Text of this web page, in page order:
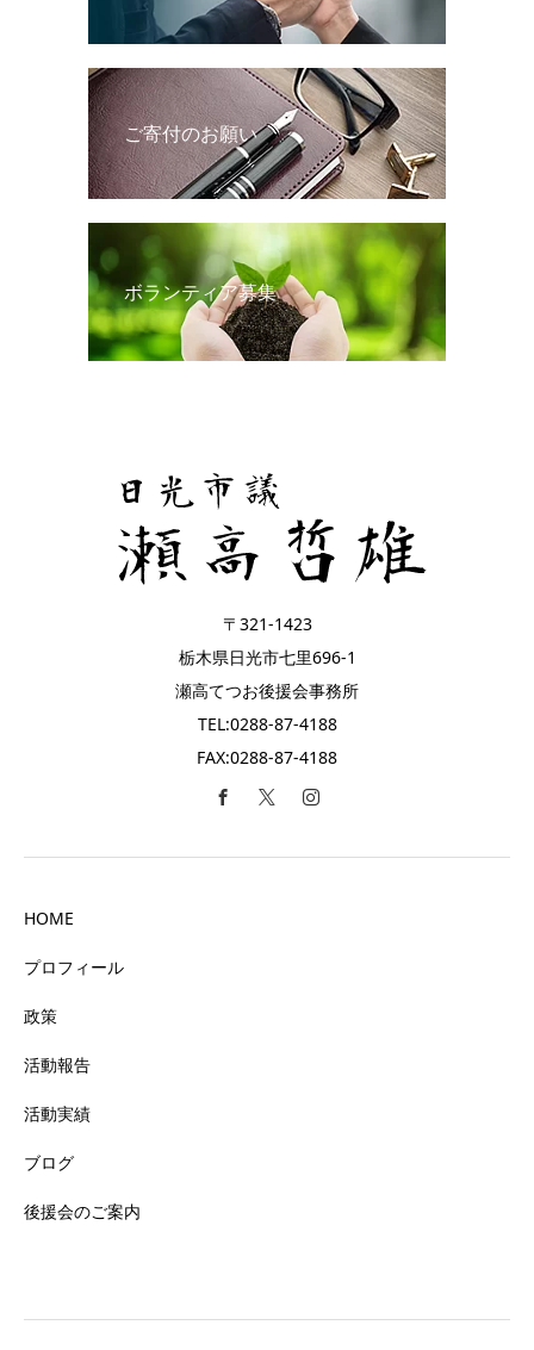
ご寄付のお願い
ボランティア募集
〒321-1423
栃木県日光市七里696-1
瀬高てつお後援会事務所
TEL:0288-87-4188
FAX:0288-87-4188
HOME
プロフィール
政策
活動報告
活動実績
ブログ
後援会のご案内